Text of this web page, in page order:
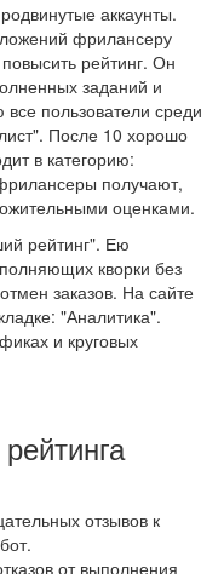
аккаунты.
фрилансеру
рейтинг. Он
заданий и
пользователи среди
После 10 хорошо
в категорию:
получают,
оценками.
рейтинг". Ею
кворки без
заказов. На сайте
"Аналитика".
и круговых
отзывов к
от выполнения